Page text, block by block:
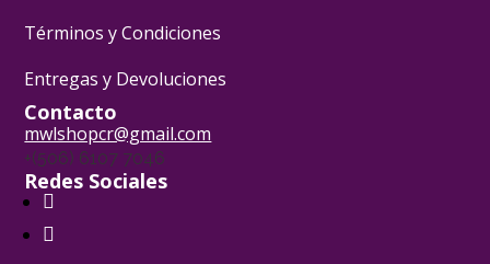
Términos y Condiciones
Entregas y Devoluciones
Contacto
mwlshopcr@gmail.com
+(506) 6107 7046
Redes Sociales